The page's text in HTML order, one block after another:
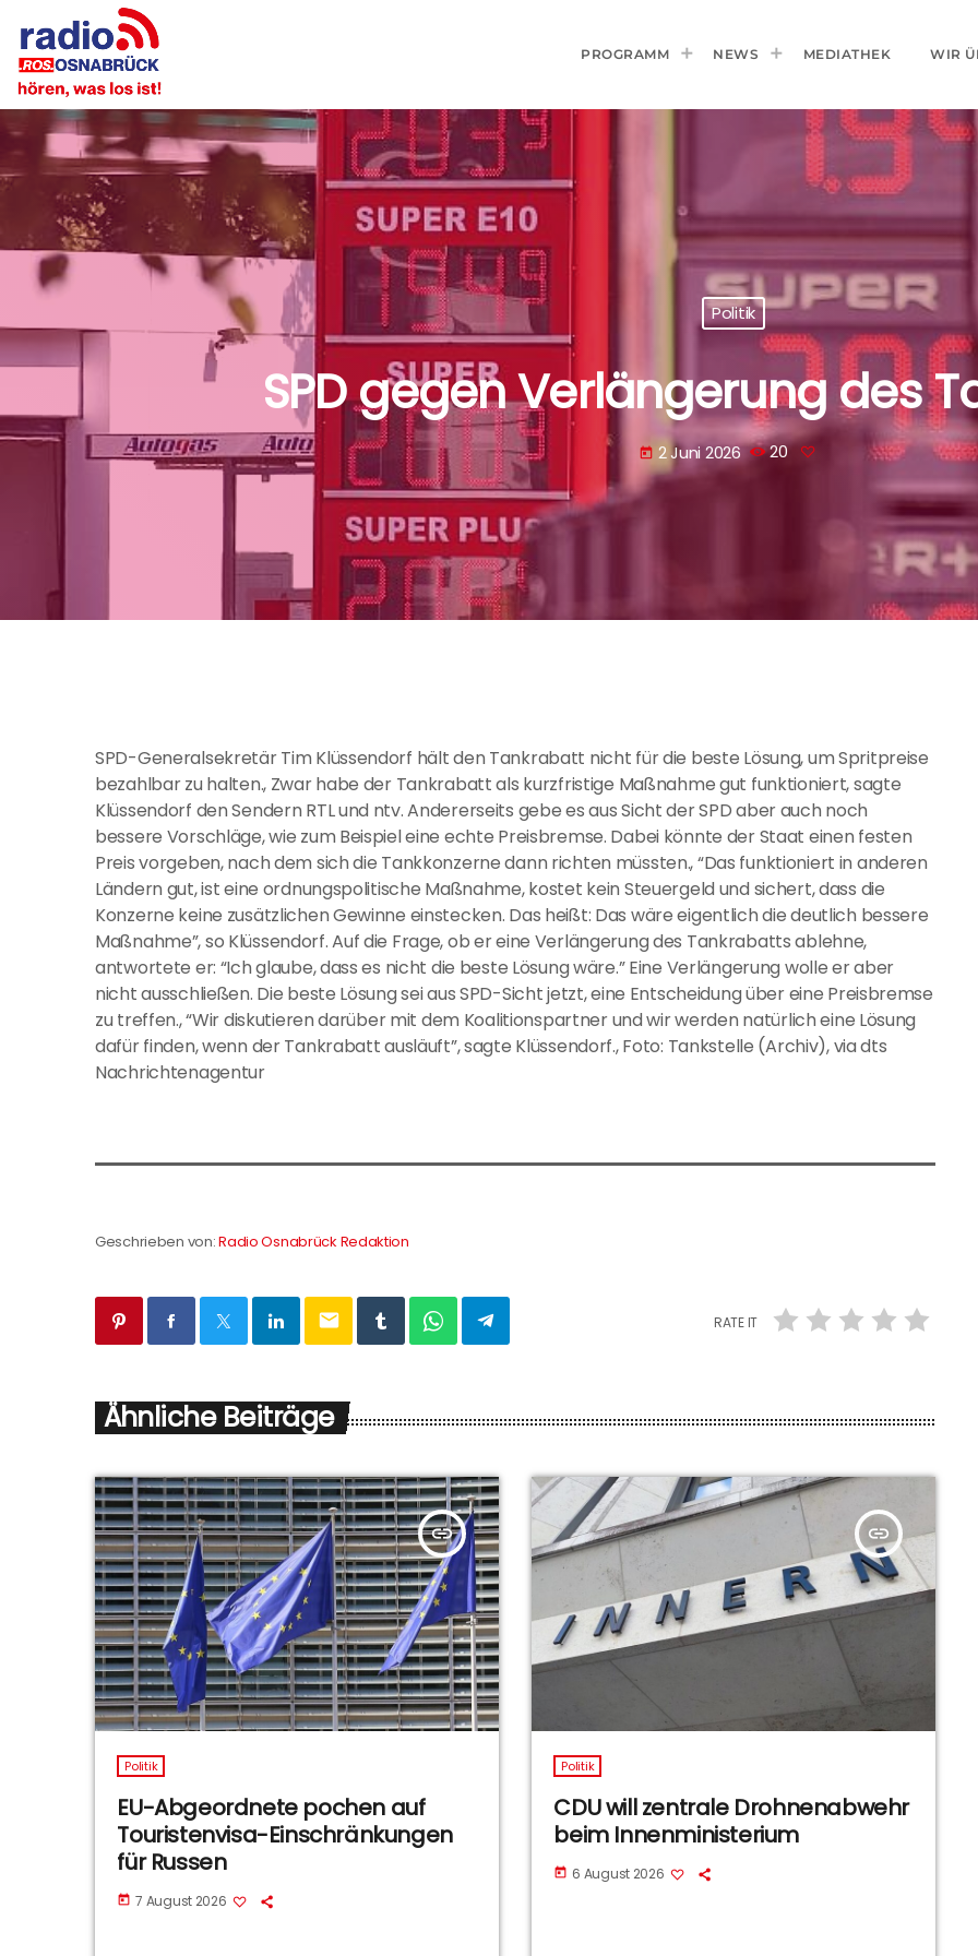
PROGRAMM NEWS MEDIATHEK WIR
Politik
SPD gegen Verlängerung des
today 2 Juni 2026 20
SPD-Generalsekretär Tim Klüssendorf hält den Tankrabatt nicht für die beste Lösung, um Spritpreise
bezahlbar zu halten., Zwar habe der Tankrabatt als kurzfristige Maßnahme gut funktioniert, sagte
Klüssendorf den Sendern RTL und ntv. Andererseits gebe es aus Sicht der SPD aber auch noch
bessere Vorschläge, wie zum Beispiel eine echte Preisbremse. Dabei könnte der Staat einen festen
Preis vorgeben, nach dem sich die Tankkonzerne dann richten müssten., “Das funktioniert in anderen
Ländern gut, ist eine ordnungspolitische Maßnahme, kostet kein Steuergeld und sichert, dass die
Konzerne keine zusätzlichen Gewinne einstecken. Das heißt: Das wäre eigentlich die deutlich bessere
Maßnahme”, so Klüssendorf. Auf die Frage, ob er eine Verlängerung des Tankrabatts ablehne,
antwortete er: “Ich glaube, dass es nicht die beste Lösung wäre.” Eine Verlängerung wolle er aber
nicht ausschließen. Die beste Lösung sei aus SPD-Sicht jetzt, eine Entscheidung über eine Preisbremse
zu treffen., “Wir diskutieren darüber mit dem Koalitionspartner und wir werden natürlich eine Lösung
dafür finden, wenn der Tankrabatt ausläuft”, sagte Klüssendorf., Foto: Tankstelle (Archiv), via dts
Nachrichtenagentur
Geschrieben von:Radio Osnabrück Redaktion
email RATE IT
Ähnliche Beiträge
insert_link
Politik
EU-Abgeordnete pochen auf
Touristenvisa-Einschränkungen
für Russen
today 7 August 2026
insert_link
Politik
CDU will zentrale Drohnenabwehr
beim Innenministerium
today 6 August 2026